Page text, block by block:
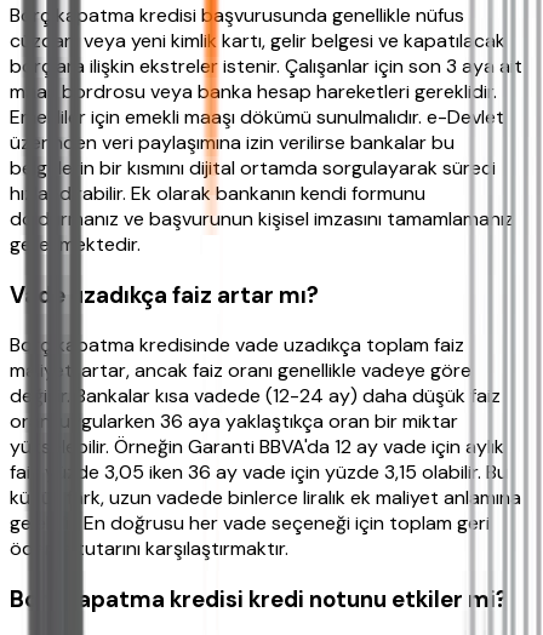
Borç kapatma kredisi başvurusunda genellikle nüfus
cüzdanı veya yeni kimlik kartı, gelir belgesi ve kapatılacak
borçlara ilişkin ekstreler istenir. Çalışanlar için son 3 aya ait
maaş bordrosu veya banka hesap hareketleri gereklidir.
Emekliler için emekli maaşı dökümü sunulmalıdır. e-Devlet
üzerinden veri paylaşımına izin verilirse bankalar bu
belgelerin bir kısmını dijital ortamda sorgulayarak süreci
hızlandırabilir. Ek olarak bankanın kendi formunu
doldurmanız ve başvurunun kişisel imzasını tamamlamanız
gerekmektedir.
Vade uzadıkça faiz artar mı?
Borç kapatma kredisinde vade uzadıkça toplam faiz
maliyeti artar, ancak faiz oranı genellikle vadeye göre
değişir. Bankalar kısa vadede (12-24 ay) daha düşük faiz
oranı uygularken 36 aya yaklaştıkça oran bir miktar
yükselebilir. Örneğin Garanti BBVA'da 12 ay vade için aylık
faiz yüzde 3,05 iken 36 ay vade için yüzde 3,15 olabilir. Bu
küçük fark, uzun vadede binlerce liralık ek maliyet anlamına
gelebilir. En doğrusu her vade seçeneği için toplam geri
ödeme tutarını karşılaştırmaktır.
Borç kapatma kredisi kredi notunu etkiler mi?